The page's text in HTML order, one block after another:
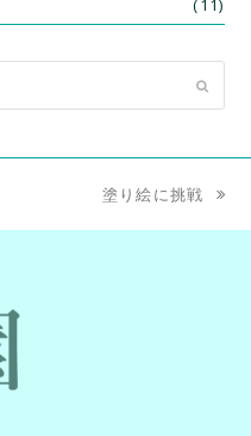
(11)
next
post:
塗り絵に挑戦